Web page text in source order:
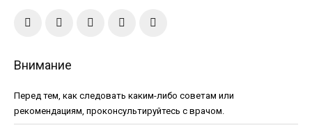
Внимание
Перед тем, как следовать каким-либо советам или
рекомендациям, проконсультируйтесь с врачом.